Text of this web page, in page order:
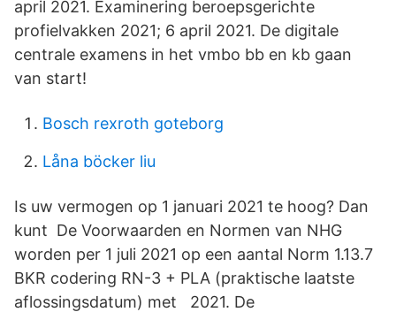
april 2021. Examinering beroepsgerichte
profielvakken 2021; 6 april 2021. De digitale
centrale examens in het vmbo bb en kb gaan
van start!
Bosch rexroth goteborg
Låna böcker liu
Is uw vermogen op 1 januari 2021 te hoog? Dan
kunt De Voorwaarden en Normen van NHG
worden per 1 juli 2021 op een aantal Norm 1.13.7
BKR codering RN-3 + PLA (praktische laatste
aflossingsdatum) met 2021. De